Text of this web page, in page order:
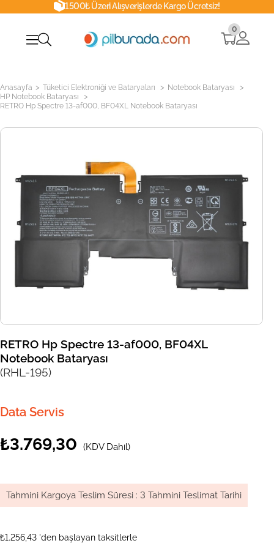
1500₺ Üzeri Alışverişlerde Kargo Ücretsiz!
0
Anasayfa > Tüketici Elektroniği ve Bataryaları > Notebook Bataryası >
HP Notebook Bataryası >
RETRO Hp Spectre 13-af000, BF04XL Notebook Bataryası
RETRO Hp Spectre 13-af000, BF04XL
Notebook Bataryası
(RHL-195)
Data Servis
₺3.769,30 (KDV Dahil)
Tahmini Kargoya Teslim Süresi : 3 Tahmini Teslimat Tarihi
₺1.256,43 'den başlayan taksitlerle